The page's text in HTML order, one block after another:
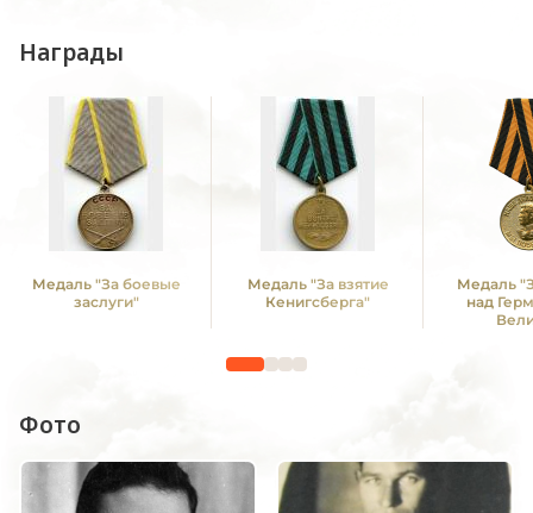
Награды
Медаль "За боевые
заслуги"
Медаль "За взятие
Кенигсберга"
Медаль
над
Фото